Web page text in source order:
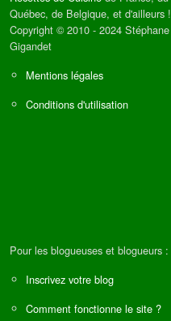
Québec, de Belgique, et d'ailleurs !
Copyright © 2010 - 2024 Stéphane
Gigandet
Mentions légales
Conditions d'utilisation
Pour les blogueuses et blogueurs :
Inscrivez votre blog
Comment fonctionne le site ?